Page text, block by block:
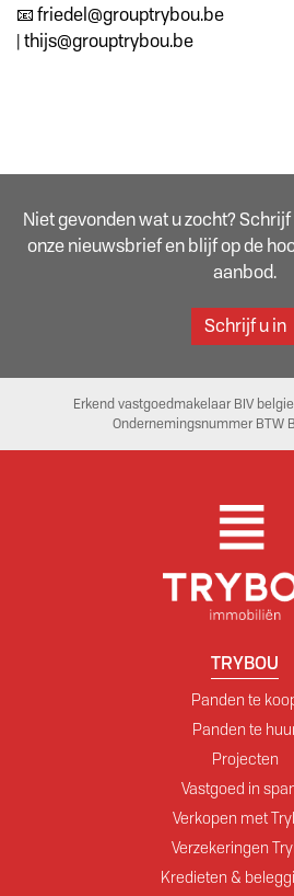
📧 friedel@grouptrybou.be
| thijs@grouptrybou.be
Niet gevonden wat u zocht?
onze nieuwsbrief en blijf op de
aanbod.
Schrijf u in
Erkend vastgoedmakelaar BIV
Ondernemingsnummer BTW
TRYBOU
Panden te
Panden te
Projecten
Vastgoed in
Verkopen met
Verzekeringen
Kredieten &